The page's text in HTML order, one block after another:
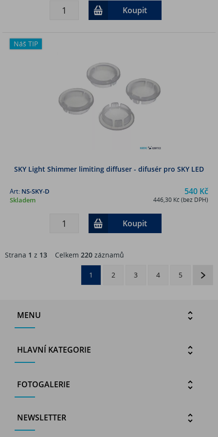
Koupit
Náš TIP
SKY Light Shimmer limiting diffuser - difusér pro SKY LED
540 Kč
446,30 Kč (bez DPH)
Art: NS-SKY-D
Skladem
Koupit
Strana 1 z 13 Celkem 220 záznamů
1 2 3 4 5
MENU
HLAVNÍ KATEGORIE
FOTOGALERIE
NEWSLETTER